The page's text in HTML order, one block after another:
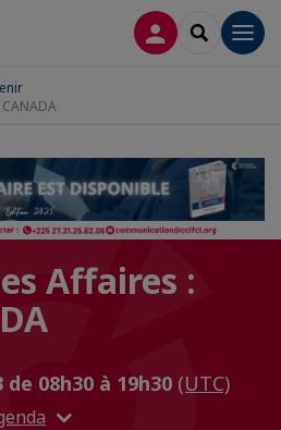
CONNEXION
Affaires :
de 08h30 à 19h30 (UTC)